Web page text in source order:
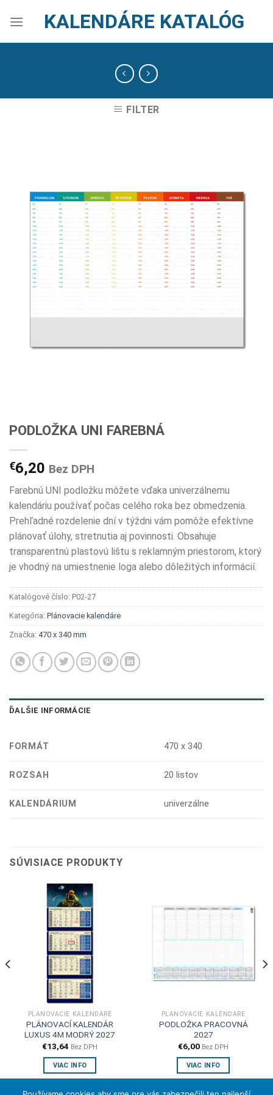
KALENDÁRE KATALÓG
FILTER
PODLOŽKA UNI FAREBNÁ
€6,20 Bez DPH
Farebnú UNI podložku môžete vďaka univerzálnemu
kalendáriu používať počas celého roka bez obmedzenia.
Prehľadné rozdelenie dní v týždni vám pomôže efektívne
plánovať úlohy, stretnutia aj povinnosti. Obsahuje
transparentnú plastovú lištu s reklamným priestorom, ktorý
je vhodný na umiestnenie loga alebo dôležitých informácií.
Katalógové číslo: P02-27
Kategória: Plánovacie kalendáre
Značka: 470 x 340 mm
ĎALŠIE INFORMÁCIE
FORMÁT 470 x 340
ROZSAH 20 listov
KALENDÁRIUM univerzálne
SÚVISIACE PRODUKTY
PLÁNOVACIE KALENDÁRE
PLÁNOVACÍ KALENDÁR
LUXUS 4M MODRÝ 2027
€13,64 Bez DPH
VIAC INFO
PLÁNOVACIE KALENDÁRE
PODLOŽKA PRACOVNÁ
2027
€6,00 Bez DPH
VIAC INFO